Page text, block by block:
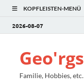
KOPFLEISTEN-MENÜ
2026-08-07
Geo'rgs
Familie, Hobbies, etc.